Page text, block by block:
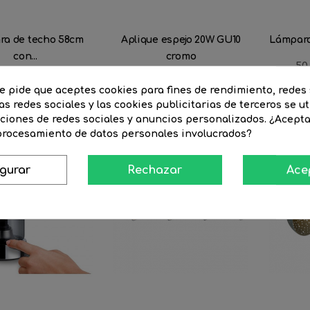
de techo 58cm
con...
Aplique espejo 20W GU10
cromo
regular
-16% -15%
pide que aceptes cookies para fines de rendimiento, redes
redes sociales y las cookies publicitarias de terceros se
de redes sociales y anuncios personalizados.
de datos personales involucrados?
Rechazar